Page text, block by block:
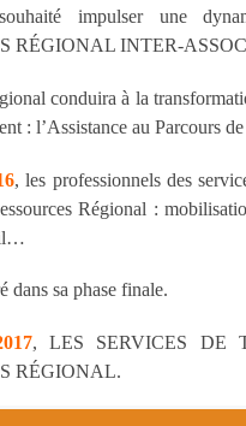
impulser une
RÉGIONAL INTER-
conduira à la
: l’Assistance au Parcours
, les professionnels des
Régional :
dans sa phase finale.
, LES SERVICES DE
RÉGIONAL.